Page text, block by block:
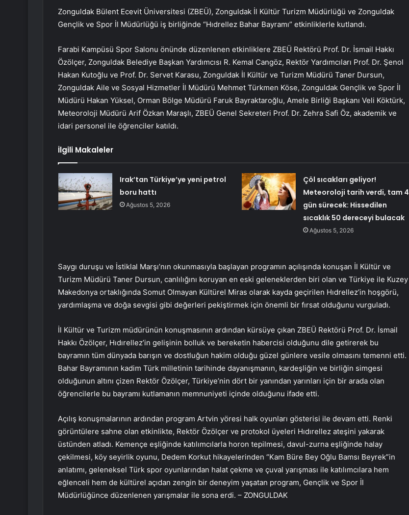
Zonguldak Bülent Ecevit Üniversitesi (ZBEÜ), Zonguldak İl Kültür Turizm Müdürlüğü ve Zonguldak
Gençlik ve Spor İl Müdürlüğü iş birliğinde “Hıdrellez Bahar Bayramı” etkinliklerle kutlandı.
Farabi Kampüsü Spor Salonu önünde düzenlenen etkinliklere ZBEÜ Rektörü Prof. Dr. İsmail Hakkı
Özölçer, Zonguldak Belediye Başkan Yardımcısı R. Kemal Cangöz, Rektör Yardımcıları Prof. Dr. Şenol
Hakan Kutoğlu ve Prof. Dr. Servet Karasu, Zonguldak İl Kültür ve Turizm Müdürü Taner Dursun,
Zonguldak Aile ve Sosyal Hizmetler İl Müdürü Mehmet Türkmen Köse, Zonguldak Gençlik ve Spor İl
Müdürü Hakan Yüksel, Orman Bölge Müdürü Faruk Bayraktaroğlu, Amele Birliği Başkanı Veli Köktürk,
Meteoroloji Müdürü Arif Özkan Maraşlı, ZBEÜ Genel Sekreteri Prof. Dr. Zehra Safi Öz, akademik ve
idari personel ile öğrenciler katıldı.
İlgili Makaleler
Irak’tan Türkiye’ye yeni petrol
boru hattı
Ağustos 5, 2026
Çöl sıcakları geliyor!
Meteoroloji tarih verdi, tam 4
gün sürecek: Hissedilen
sıcaklık 50 dereceyi bulacak
Ağustos 5, 2026
Saygı duruşu ve İstiklal Marşı’nın okunmasıyla başlayan programın açılışında konuşan İl Kültür ve
Turizm Müdürü Taner Dursun, canlılığını koruyan en eski geleneklerden biri olan ve Türkiye ile Kuzey
Makedonya ortaklığında Somut Olmayan Kültürel Miras olarak kayda geçirilen Hıdrellez’in hoşgörü,
yardımlaşma ve doğa sevgisi gibi değerleri pekiştirmek için önemli bir fırsat olduğunu vurguladı.
İl Kültür ve Turizm müdürünün konuşmasının ardından kürsüye çıkan ZBEÜ Rektörü Prof. Dr. İsmail
Hakkı Özölçer, Hıdırellez’in gelişinin bolluk ve bereketin habercisi olduğunu dile getirerek bu
bayramın tüm dünyada barışın ve dostluğun hakim olduğu güzel günlere vesile olmasını temenni etti.
Bahar Bayramının kadim Türk milletinin tarihinde dayanışmanın, kardeşliğin ve birliğin simgesi
olduğunun altını çizen Rektör Özölçer, Türkiye’nin dört bir yanından yarınları için bir arada olan
öğrencilerle bu bayramı kutlamanın memnuniyeti içinde olduğunu ifade etti.
Açılış konuşmalarının ardından program Artvin yöresi halk oyunları gösterisi ile devam etti. Renki
görüntülere sahne olan etkinlikte, Rektör Özölçer ve protokol üyeleri Hıdırellez ateşini yakarak
üstünden atladı. Kemençe eşliğinde katılımcılarla horon tepilmesi, davul-zurna eşliğinde halay
çekilmesi, köy seyirlik oyunu, Dedem Korkut hikayelerinden “Kam Büre Bey Oğlu Bamsı Beyrek”in
anlatımı, geleneksel Türk spor oyunlarından halat çekme ve çuval yarışması ile katılımcılara hem
eğlenceli hem de kültürel açıdan zengin bir deneyim yaşatan program, Gençlik ve Spor İl
Müdürlüğünce düzenlenen yarışmalar ile sona erdi. – ZONGULDAK